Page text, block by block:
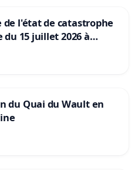
de Liège à partager
concernant les
de témoignages déjà
de l'état de catastrophe
15 juillet 2026 à
du Quai du Wault en